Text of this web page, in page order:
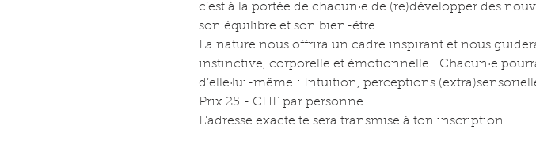
c’est à la portée de chacun·e de (re)développer des
son équilibre et son bien-être.
La nature nous offrira un cadre inspirant et nous
instinctive, corporelle et émotionnelle.  Chacun·e
d’elle·lui-même : Intuition, perceptions
Prix 25.- CHF par personne.
L’adresse exacte te sera transmise à ton inscription.